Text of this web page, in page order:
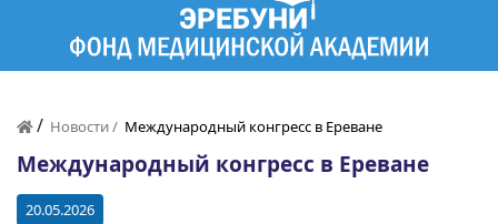
/ Новости / Международный конгресс в Ереване
Международный конгресс в Ереване
20.05.2026